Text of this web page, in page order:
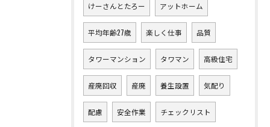
けーさんとたろー アットホーム
平均年齢27歳 楽しく仕事 品質
タワーマンション タワマン 高級住宅
産廃回収 産廃 養生設置 気配り
配慮 安全作業 チェックリスト